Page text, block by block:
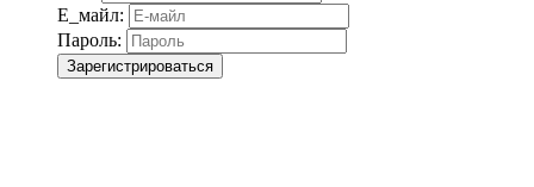
Е_майл:
Пароль:
Зарегистрироваться